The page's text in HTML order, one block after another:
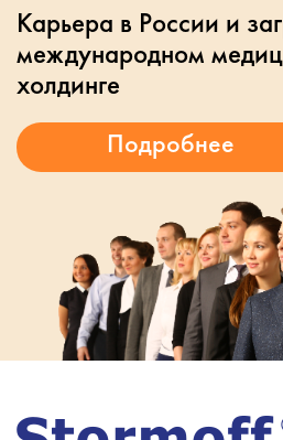
Карьера в России и
международном
холдинге